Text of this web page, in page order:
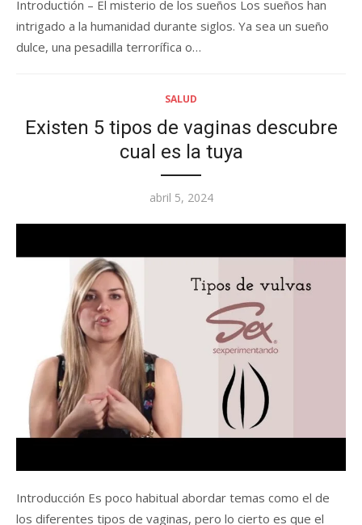
Introductión – El misterio de los sueños Los sueños han
intrigado a la humanidad durante siglos. Ya sea un sueño
dulce, una pesadilla terrorífica o…
SALUD
Existen 5 tipos de vaginas descubre
cual es la tuya
Posted
abril 5, 2024
Introducción Es poco habitual abordar temas como el de
los diferentes tipos de vaginas, pero lo cierto es que el